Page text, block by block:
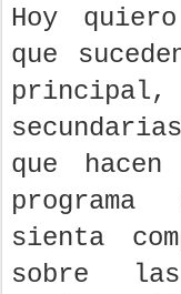
Hoy
que
que
sienta
sobre